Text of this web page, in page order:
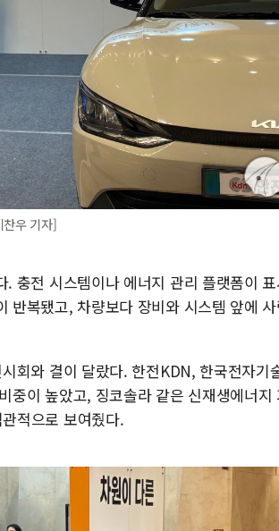
우 기자]
충전 시스템이나 에너지 관리 플랫폼이
반복됐고, 차량보다 장비와 시스템 앞에
회와 결이 달랐다. 한전KDN, 한국전자기
중이 높았고, 징코솔라 같은 신재생에너
적으로 보여줬다.